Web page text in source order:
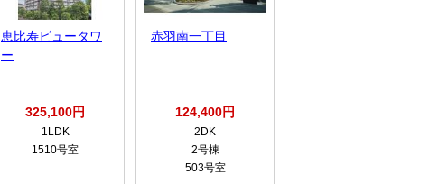
恵比寿ビュータワ
ー
325,100円
1LDK
1510号室
赤羽南一丁目
124,400円
2DK
2号棟
503号室